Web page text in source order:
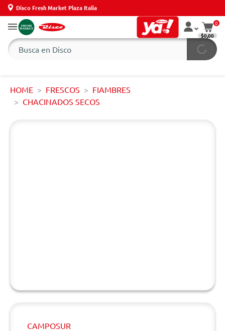
Disco Fresh Market Plaza Italia
0
$0,00
HOME FRESCOS
FIAMBRES
CHACINADOS SECOS
CAMPOSUR